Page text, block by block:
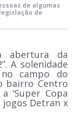
de algumas
de
abertura da
A solenidade
campo do
bairro Centro
‘Super Copa
jogos Detran x